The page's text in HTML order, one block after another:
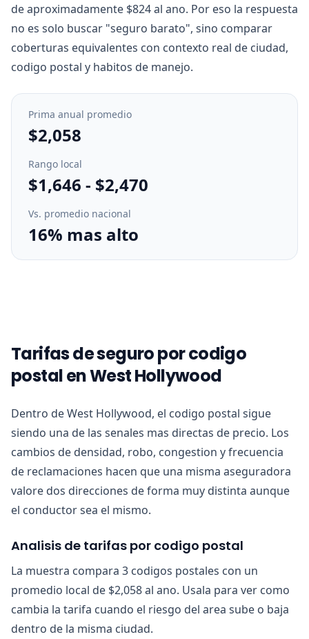
de aproximadamente $824 al ano. Por eso la respuesta
no es solo buscar "seguro barato", sino comparar
coberturas equivalentes con contexto real de ciudad,
codigo postal y habitos de manejo.
Prima anual promedio
$2,058
Rango local
$1,646 - $2,470
Vs. promedio nacional
16% mas alto
Tarifas de seguro por codigo
postal en West Hollywood
Dentro de West Hollywood, el codigo postal sigue
siendo una de las senales mas directas de precio. Los
cambios de densidad, robo, congestion y frecuencia
de reclamaciones hacen que una misma aseguradora
valore dos direcciones de forma muy distinta aunque
el conductor sea el mismo.
Analisis de tarifas por codigo postal
La muestra compara 3 codigos postales con un
promedio local de $2,058 al ano. Usala para ver como
cambia la tarifa cuando el riesgo del area sube o baja
dentro de la misma ciudad.